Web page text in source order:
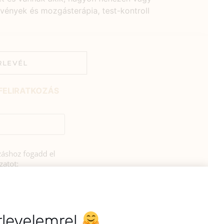
és mozgásterápia, test-kontroll
fogadd el